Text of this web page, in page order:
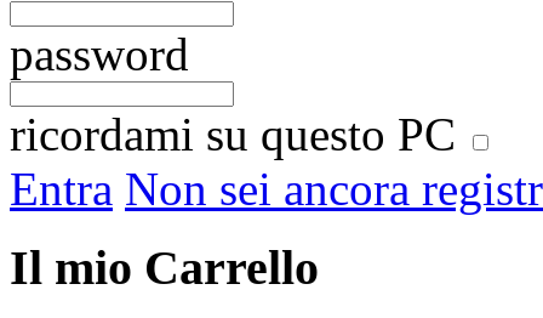
password
ricordami su questo PC
Entra Non sei ancora
Il mio Carrello